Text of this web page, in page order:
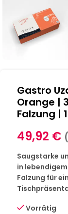
Gastro
Orange |
Falzung |
49,92 €
Saugstarke
in
Falzung für
Vorrätig